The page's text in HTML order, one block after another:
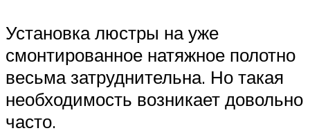
Установка люстры на уже
смонтированное натяжное полотно
весьма затруднительна. Но такая
необходимость возникает довольно
часто.